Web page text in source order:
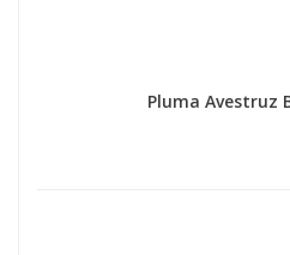
Pluma Avestruz